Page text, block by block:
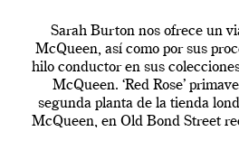
Sarah Burton nos ofrece un
McQueen, así como por sus
hilo conductor en sus
McQueen. ‘Red Rose’
segunda planta de la tienda
McQueen, en Old Bond Street